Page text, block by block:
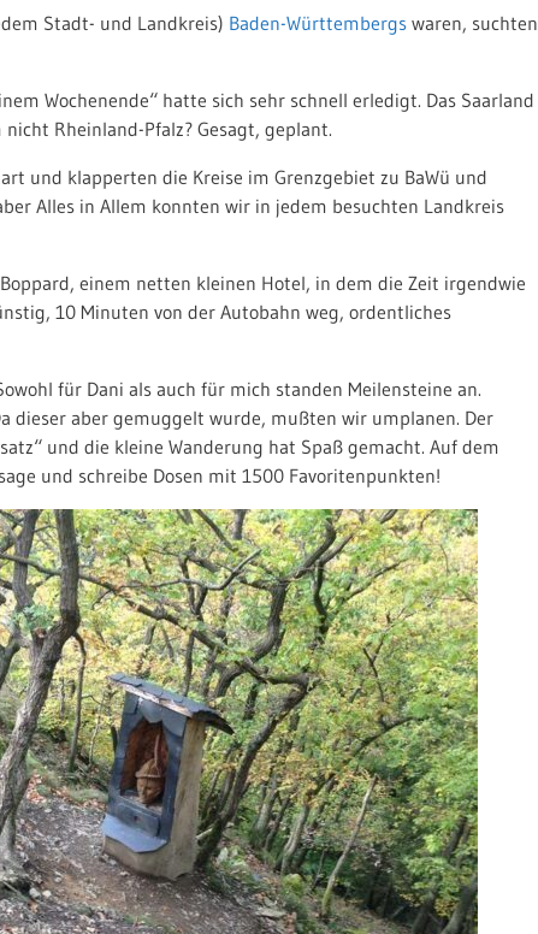
Stadt- und Landkreis) Baden-Württembergs waren, suchten
Wochenende“ hatte sich sehr schnell erledigt. Das Saarland
Rheinland-Pfalz? Gesagt, geplant.
und klapperten die Kreise im Grenzgebiet zu BaWü und
Alles in Allem konnten wir in jedem besuchten Landkreis
einem netten kleinen Hotel, in dem die Zeit irgendwie
10 Minuten von der Autobahn weg, ordentliches
für Dani als auch für mich standen Meilensteine an.
dieser aber gemuggelt wurde, mußten wir umplanen. Der
und die kleine Wanderung hat Spaß gemacht. Auf dem
und schreibe Dosen mit 1500 Favoritenpunkten!